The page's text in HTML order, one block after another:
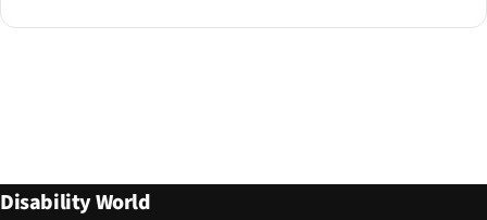
Disability World